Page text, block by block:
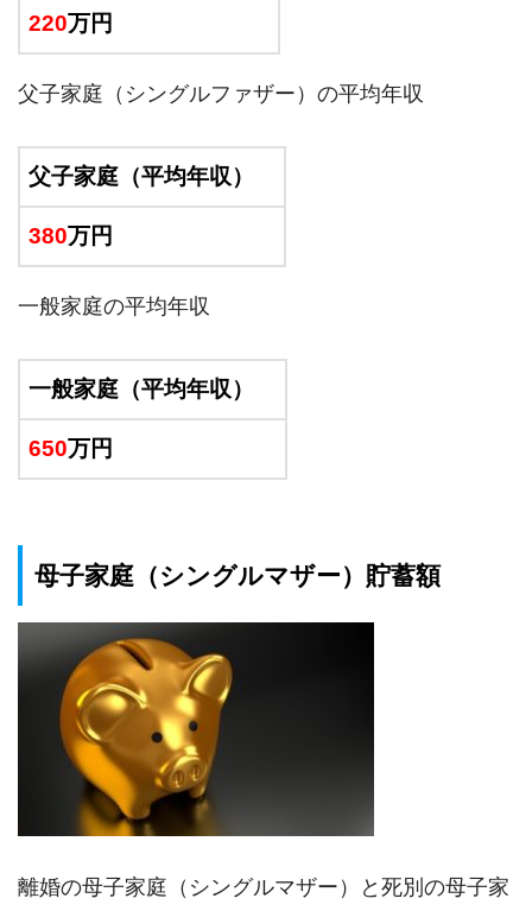
220万円
父子家庭（シングルファザー）の平均年収
父子家庭（平均年収）
380万円
一般家庭の平均年収
一般家庭（平均年収）
650万円
母子家庭（シングルマザー）貯蓄額
離婚の母子家庭（シングルマザー）と死別の母子家